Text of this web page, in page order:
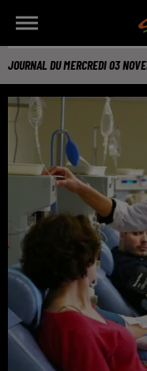
JOURNAL DU MERCREDI 03